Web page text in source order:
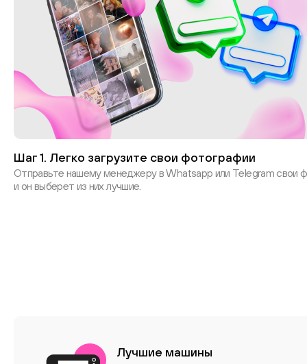
Шаг 1. Легко загрузите свои фотографии
Отправьте нашему менеджеру в Whatsapp или Telegram свои
и он выберет из них лучшие.
Лучшие машины